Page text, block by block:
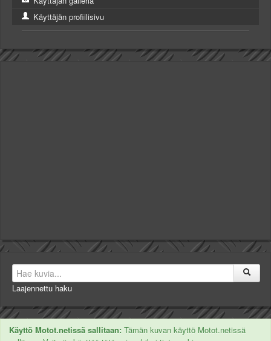
Käyttäjän profiilisivu
Laajennettu haku
Käyttö Motot.netissä sallitaan: Tämän kuvan käyttö Motot.netissä